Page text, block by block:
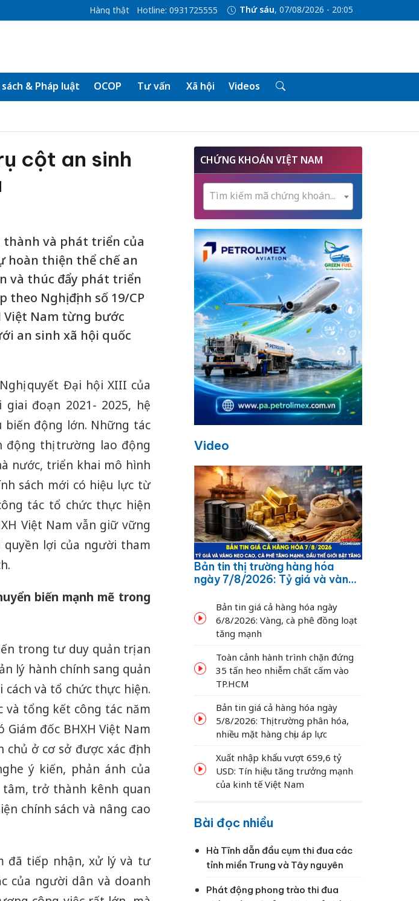
Hàng thật Hotline: 0931725555 Thứ sáu, 07/08/2026 - 20:05
& Pháp luật OCOP Tư vấn Xã hội Videos
cột an sinh
thành và phát triển của
hoàn thiện thể chế an
và thúc đẩy phát triển
Nghị định số 19/CP
Việt Nam từng bước
an sinh xã hội quốc
quyết Đại hội XIII của
đoạn 2021- 2025, hệ
biến động lớn. Những tác
thị trường lao động
nước, triển khai mô hình
sách mới có hiệu lực từ
tác tổ chức thực hiện
Việt Nam vẫn giữ vững
lợi của người tham
biến mạnh mẽ trong
trong tư duy quản trị an
lý hành chính sang quản
và tổ chức thực hiện.
và tổng kết công tác năm
Giám đốc BHXH Việt Nam
ở cơ sở được xác định
ý kiến, phản ánh của
trở thành kênh quan
chính sách và nâng cao
đã tiếp nhận, xử lý và tư
của người dân và doanh
CHỨNG KHOÁN VIỆT NAM
Tìm kiếm mã chứng khoán...
Video
Bản tin thị trường hàng hóa
ngày 7/8/2026: Tỷ giá và vàng
dầu thế giới bật tăng
Bản tin giá cả hàng hóa ngày
6/8/2026: Vàng, cà phê đồng loạt
tăng mạnh
Toàn cảnh hành trình chặn đứng
35 tấn heo nhiễm chất cấm vào
TP.HCM
Bản tin giá cả hàng hóa ngày
5/8/2026: Thị trường phân hóa,
nhiều mặt hàng chịu áp lực
Xuất nhập khẩu vượt 659,6 tỷ
USD: Tín hiệu tăng trưởng mạnh
của kinh tế Việt Nam
Bài đọc nhiều
Hà Tĩnh dẫn đầu cụm thi đua các
tỉnh miền Trung và Tây nguyên
Phát động phong trào thi đua